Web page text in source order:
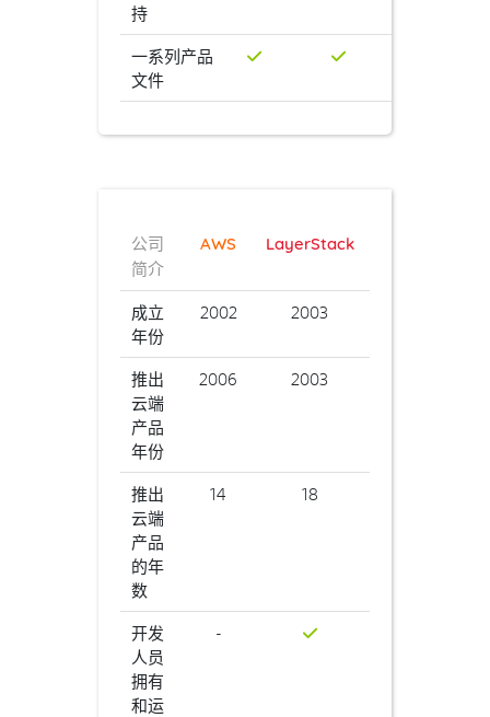
持
一系列产品
文件
公司
简介
AWS LayerStack
成立
年份
2002 2003
推出
云端
产品
年份
2006 2003
推出
云端
产品
的年
数
14 18
开发
人员
拥有
和运
-